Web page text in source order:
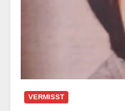
VERMISST